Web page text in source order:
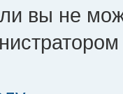
вы не